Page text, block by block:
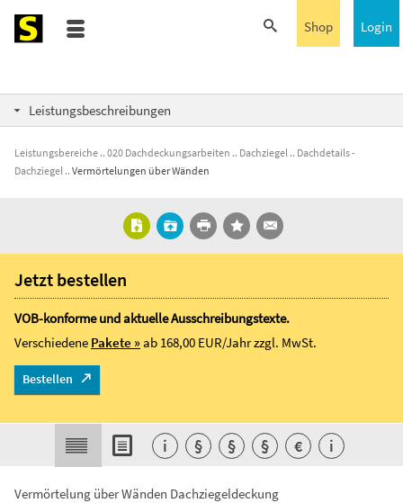
Login
Shop
Leistungsbeschreibungen
Leistungsbereiche 020 Dachdeckungsarbeiten Dachziegel
Dachdetails -
Dachziegel
Vermörtelungen über Wänden
Vermörtelung über Wänden Dachziegeldeckung
Jetzt bestellen
VOB-konforme und aktuelle Ausschreibungstexte.
Verschiedene Pakete »ab 168,00 EUR/Jahrzzgl. MwSt.
Bestellen
i § § § € i